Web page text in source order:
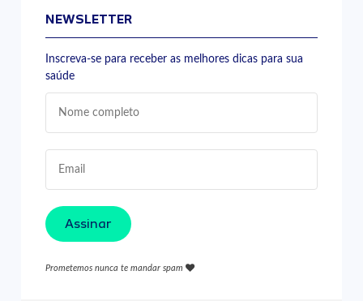
NEWSLETTER
Inscreva-se para receber as melhores dicas para sua
saúde
Assinar
Prometemos nunca te mandar spam